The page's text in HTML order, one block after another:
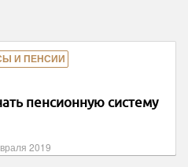
И ПЕНСИИ
пенсионную систему
2019